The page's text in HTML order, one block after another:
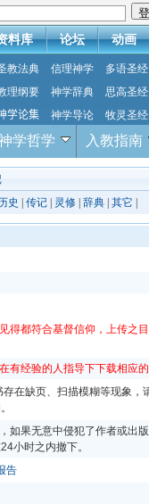
料库 论坛 动画
教法典 信理神学
多语圣经
理纲要 神学辞典
思高圣经
学论集 神学导论 牧灵圣经
学哲学 入教指南
史 传记 灵修 辞典 其它
得都符合基督信仰，上传之
有经验的人指导下下载相应
在缺页、扫描模糊等现象，
如果无意中侵犯了作者或出
小时之内撤下。
告